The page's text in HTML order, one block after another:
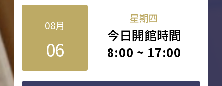
08月
06
星期四
今日開館時間
8:00 ~ 17:00